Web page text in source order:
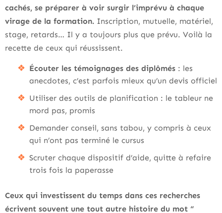
cachés, se préparer à voir surgir l’imprévu à chaque
virage de la formation. Inscription, mutuelle, matériel,
stage, retards… Il y a toujours plus que prévu. Voilà la
recette de ceux qui réussissent.
Écouter les témoignages des diplômés : les
anecdotes, c’est parfois mieux qu’un devis officiel
Utiliser des outils de planification : le tableur ne
mord pas, promis
Demander conseil, sans tabou, y compris à ceux
qui n’ont pas terminé le cursus
Scruter chaque dispositif d’aide, quitte à refaire
trois fois la paperasse
Ceux qui investissent du temps dans ces recherches
écrivent souvent une tout autre histoire du mot “